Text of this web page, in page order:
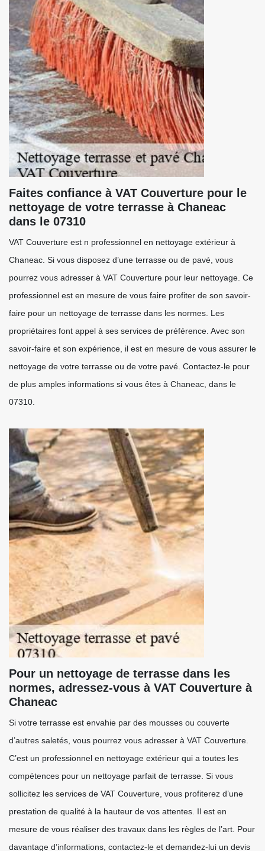
Faites confiance à VAT Couverture pour le
nettoyage de votre terrasse à Chaneac
dans le 07310
VAT Couverture est n professionnel en nettoyage extérieur à
Chaneac. Si vous disposez d’une terrasse ou de pavé, vous
pourrez vous adresser à VAT Couverture pour leur nettoyage. Ce
professionnel est en mesure de vous faire profiter de son savoir-
faire pour un nettoyage de terrasse dans les normes. Les
propriétaires font appel à ses services de préférence. Avec son
savoir-faire et son expérience, il est en mesure de vous assurer le
nettoyage de votre terrasse ou de votre pavé. Contactez-le pour
de plus amples informations si vous êtes à Chaneac, dans le
07310.
Pour un nettoyage de terrasse dans les
normes, adressez-vous à VAT Couverture à
Chaneac
Si votre terrasse est envahie par des mousses ou couverte
d’autres saletés, vous pourrez vous adresser à VAT Couverture.
C’est un professionnel en nettoyage extérieur qui a toutes les
compétences pour un nettoyage parfait de terrasse. Si vous
sollicitez les services de VAT Couverture, vous profiterez d’une
prestation de qualité à la hauteur de vos attentes. Il est en
mesure de vous réaliser des travaux dans les règles de l’art. Pour
davantage d’informations, contactez-le et demandez-lui un devis